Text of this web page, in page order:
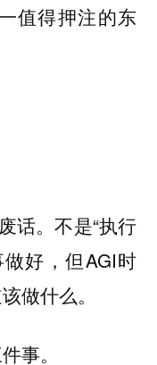
值得押注的东
话。不是“执行
好，但AGI时
做什么。
事。